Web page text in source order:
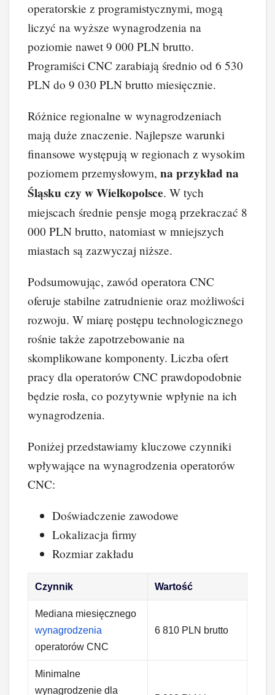
operatorskie z programistycznymi, mogą
liczyć na wyższe wynagrodzenia na
poziomie nawet 9 000 PLN brutto.
Programiści CNC zarabiają średnio od 6 530
PLN do 9 030 PLN brutto miesięcznie.
Różnice regionalne w wynagrodzeniach
mają duże znaczenie. Najlepsze warunki
finansowe występują w regionach z wysokim
poziomem przemysłowym, na przykład na
Śląsku czy w Wielkopolsce. W tych
miejscach średnie pensje mogą przekraczać 8
000 PLN brutto, natomiast w mniejszych
miastach są zazwyczaj niższe.
Podsumowując, zawód operatora CNC
oferuje stabilne zatrudnienie oraz możliwości
rozwoju. W miarę postępu technologicznego
rośnie także zapotrzebowanie na
skomplikowane komponenty. Liczba ofert
pracy dla operatorów CNC prawdopodobnie
będzie rosła, co pozytywnie wpłynie na ich
wynagrodzenia.
Poniżej przedstawiamy kluczowe czynniki
wpływające na wynagrodzenia operatorów
CNC:
Doświadczenie zawodowe
Lokalizacja firmy
Rozmiar zakładu
Czynnik Wartość
Mediana miesięcznego
wynagrodzenia
operatorów CNC
6 810 PLN brutto
Minimalne
wynagrodzenie dla